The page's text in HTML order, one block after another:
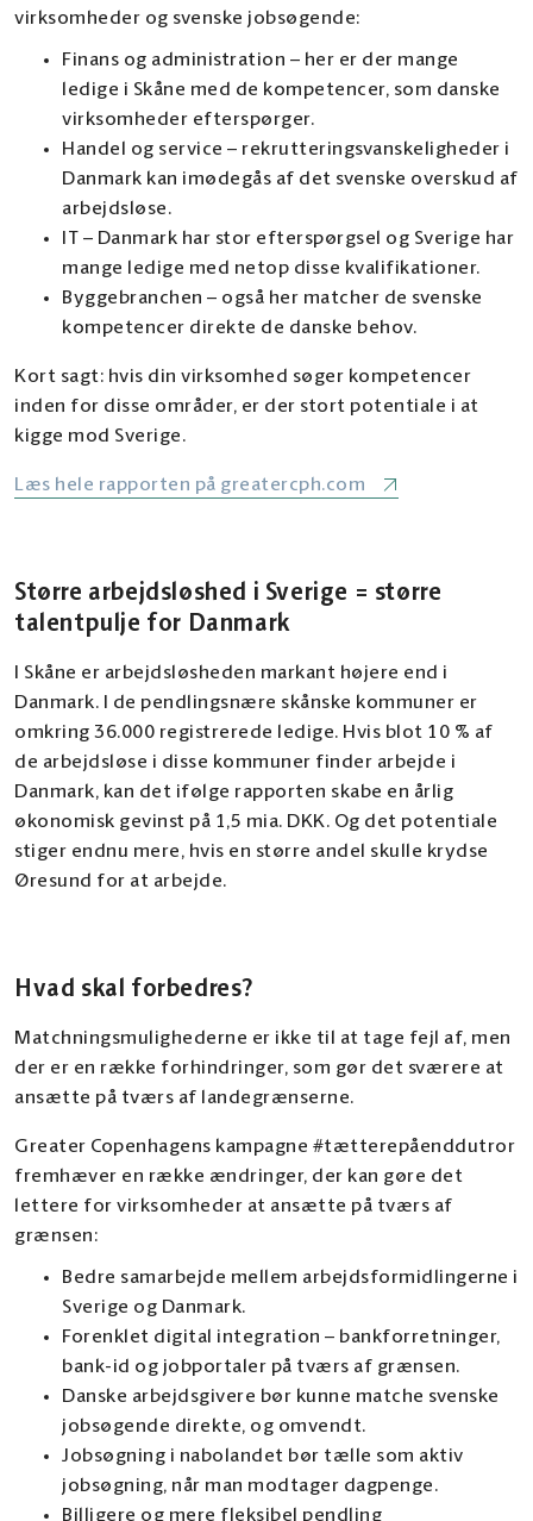
virksomheder og svenske jobsøgende:
Finans og administration – her er der mange
ledige i Skåne med de kompetencer, som danske
virksomheder efterspørger.
Handel og service – rekrutteringsvanskeligheder i
Danmark kan imødegås af det svenske overskud af
arbejdsløse.
IT – Danmark har stor efterspørgsel og Sverige har
mange ledige med netop disse kvalifikationer.
Byggebranchen – også her matcher de svenske
kompetencer direkte de danske behov.
Kort sagt: hvis din virksomhed søger kompetencer
inden for disse områder, er der stort potentiale i at
kigge mod Sverige.
Læs hele rapporten på greatercph.com
Større arbejdsløshed i Sverige = større
talentpulje for Danmark
I Skåne er arbejdsløsheden markant højere end i
Danmark. I de pendlingsnære skånske kommuner er
omkring 36.000 registrerede ledige. Hvis blot 10 % af
de arbejdsløse i disse kommuner finder arbejde i
Danmark, kan det ifølge rapporten skabe en årlig
økonomisk gevinst på 1,5 mia. DKK. Og det potentiale
stiger endnu mere, hvis en større andel skulle krydse
Øresund for at arbejde.
Hvad skal forbedres?
Matchningsmulighederne er ikke til at tage fejl af, men
der er en række forhindringer, som gør det sværere at
ansætte på tværs af landegrænserne.
Greater Copenhagens kampagne #tætterepåenddutror
fremhæver en række ændringer, der kan gøre det
lettere for virksomheder at ansætte på tværs af
grænsen:
Bedre samarbejde mellem arbejdsformidlingerne i
Sverige og Danmark.
Forenklet digital integration – bankforretninger,
bank-id og jobportaler på tværs af grænsen.
Danske arbejdsgivere bør kunne matche svenske
jobsøgende direkte, og omvendt.
Jobsøgning i nabolandet bør tælle som aktiv
jobsøgning, når man modtager dagpenge.
Billigere og mere fleksibel pendling